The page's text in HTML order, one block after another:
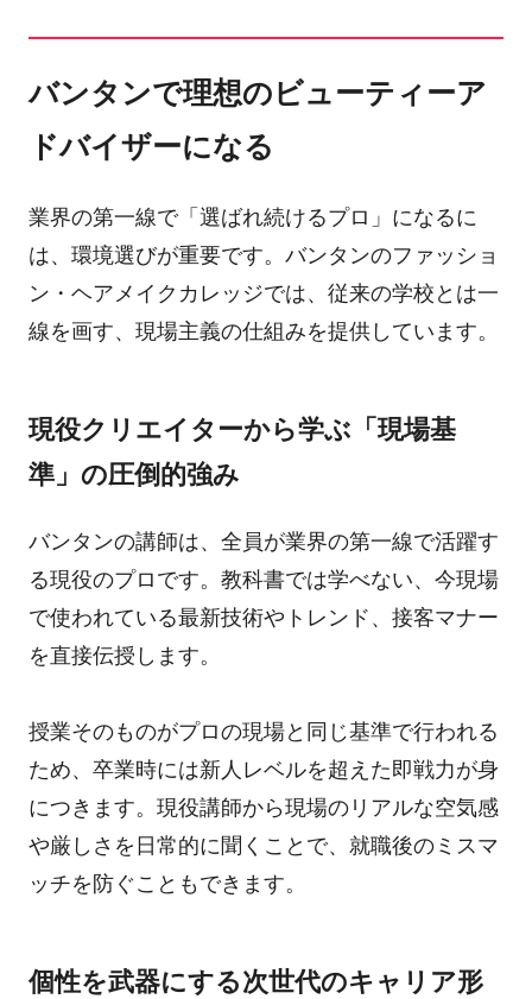
バンタンで理想のビューティーア
ドバイザーになる
業界の第一線で「選ばれ続けるプロ」になるに
は、環境選びが重要です。バンタンのファッショ
ン・ヘアメイクカレッジでは、従来の学校とは一
線を画す、現場主義の仕組みを提供しています。
現役クリエイターから学ぶ「現場基
準」の圧倒的強み
バンタンの講師は、全員が業界の第一線で活躍す
る現役のプロです。教科書では学べない、今現場
で使われている最新技術やトレンド、接客マナー
を直接伝授します。
授業そのものがプロの現場と同じ基準で行われる
ため、卒業時には新人レベルを超えた即戦力が身
につきます。現役講師から現場のリアルな空気感
や厳しさを日常的に聞くことで、就職後のミスマ
ッチを防ぐこともできます。
個性を武器にする次世代のキャリア形